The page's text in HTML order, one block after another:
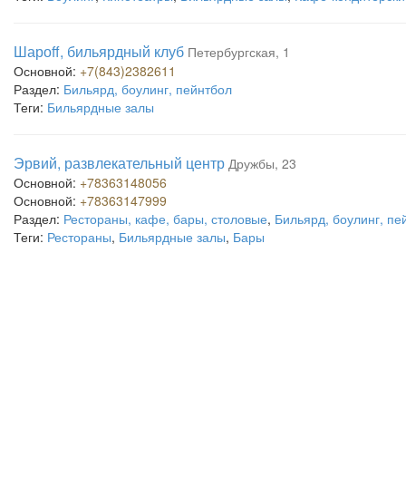
Шароff, бильярдный клуб Петербургская, 1
Основной: +7(843)2382611
Раздел: Бильярд, боулинг, пейнтбол
Теги: Бильярдные залы
Эрвий, развлекательный центр Дружбы, 23
Основной: +78363148056
Основной: +78363147999
Раздел: Рестораны, кафе, бары, столовые, Бильярд, боулинг,
Теги: Рестораны, Бильярдные залы, Бары